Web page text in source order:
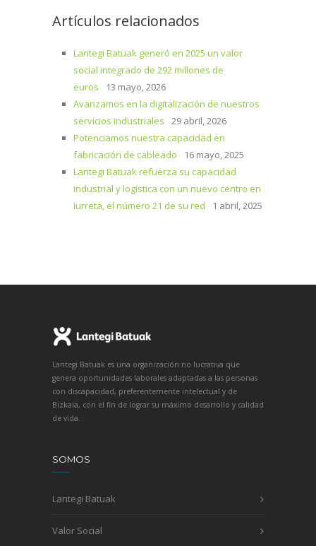
Artículos relacionados
Lantegi Batuak generó en 2025 un valor
social integrado de 292 millones de
euros
13 mayo, 2026
Avanzamos en la digitalización de nuestros
servicios industriales
29 abril, 2026
Potenciamos nuestra capacidad en
fabricación de cableado
16 mayo, 2025
Lantegi Batuak refuerza su capacidad
industrial y logística con un nuevo centro en
Iurreta, el número 21 de su red
1 abril, 2025
Lantegi Batuak es una organización no lucrativa que
genera oportunidades laborales adaptadas a las personas
con discapacidad, preferentemente intelectual y de
Bizkaia, con el fin de lograr su máximo desarrollo y calidad
de vida.
SOMOS
Lantegi Batuak
Valor Social